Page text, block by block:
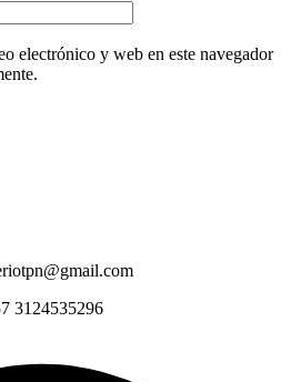
electrónico y web en este navegador
3124535296